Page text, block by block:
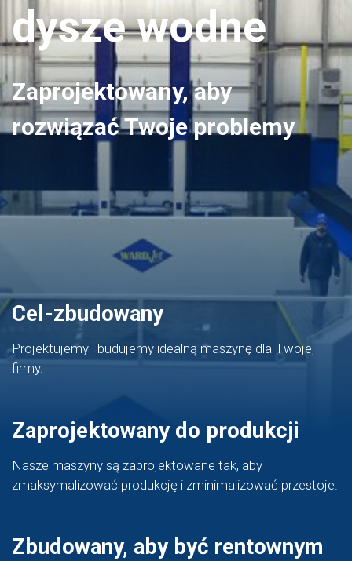
dysze wodne
Zaprojektowany, aby
rozwiązać Twoje problemy
Cel-zbudowany
Projektujemy i budujemy idealną maszynę dla Twojej
firmy.
Zaprojektowany do produkcji
Nasze maszyny są zaprojektowane tak, aby
zmaksymalizować produkcję i zminimalizować przestoje.
Zbudowany, aby być rentownym